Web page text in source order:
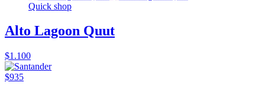
Quick shop
Alto Lagoon Quut
$1.100
$935